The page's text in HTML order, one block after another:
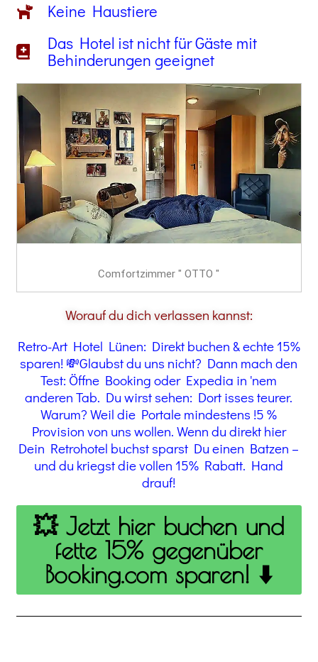
Keine Haustiere
Das Hotel ist nicht für Gäste mit
Behinderungen geeignet
Comfortzimmer " OTTO "
Worauf du dich verlassen kannst:
Retro-Art Hotel Lünen: Direkt buchen & echte 15%
sparen! 💸Glaubst du uns nicht? Dann mach den
Test: Öffne Booking oder Expedia in 'nem
anderen Tab. Du wirst sehen: Dort isses teurer.
Warum? Weil die Portale mindestens !5 %
Provision von uns wollen. Wenn du direkt hier
Dein Retrohotel buchst sparst Du einen Batzen –
und du kriegst die vollen 15% Rabatt. Hand
drauf!
💥 Jetzt hier buchen und
fette 15% gegenüber
Booking.com sparen! ⬇️